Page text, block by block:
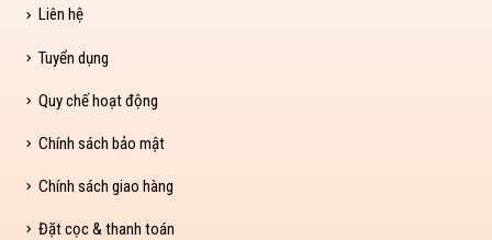
Liên hệ
Tuyển dụng
Quy chế hoạt động
Chính sách bảo mật
Chính sách giao hàng
Đặt cọc & thanh toán